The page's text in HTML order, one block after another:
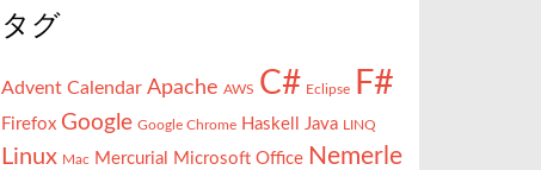
タグ
Advent Calendar Apache AWS C# Eclipse F#
Firefox Google Google Chrome Haskell Java LINQ
Linux Mac Mercurial Microsoft Office Nemerle